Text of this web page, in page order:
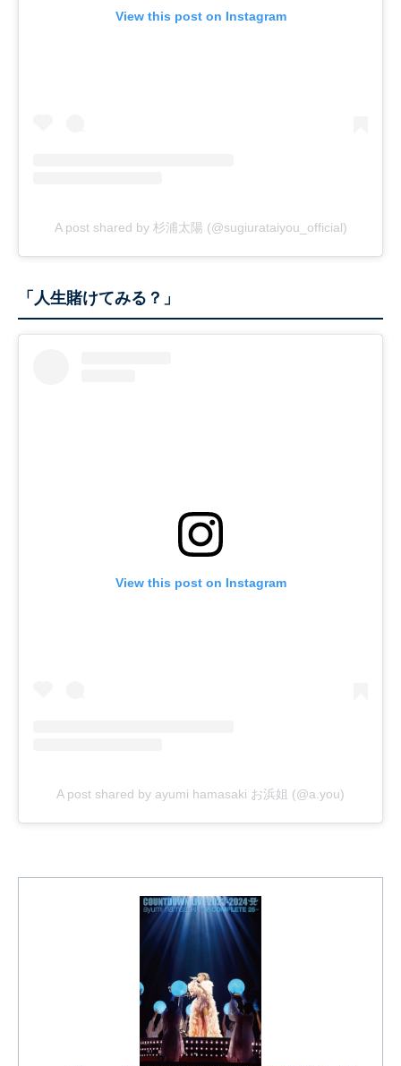
View this post on Instagram
A post shared by 杉浦太陽 (@sugiurataiyou_official)
「人生賭けてみる？」
View this post on Instagram
A post shared by ayumi hamasaki お浜姐 (@a.you)